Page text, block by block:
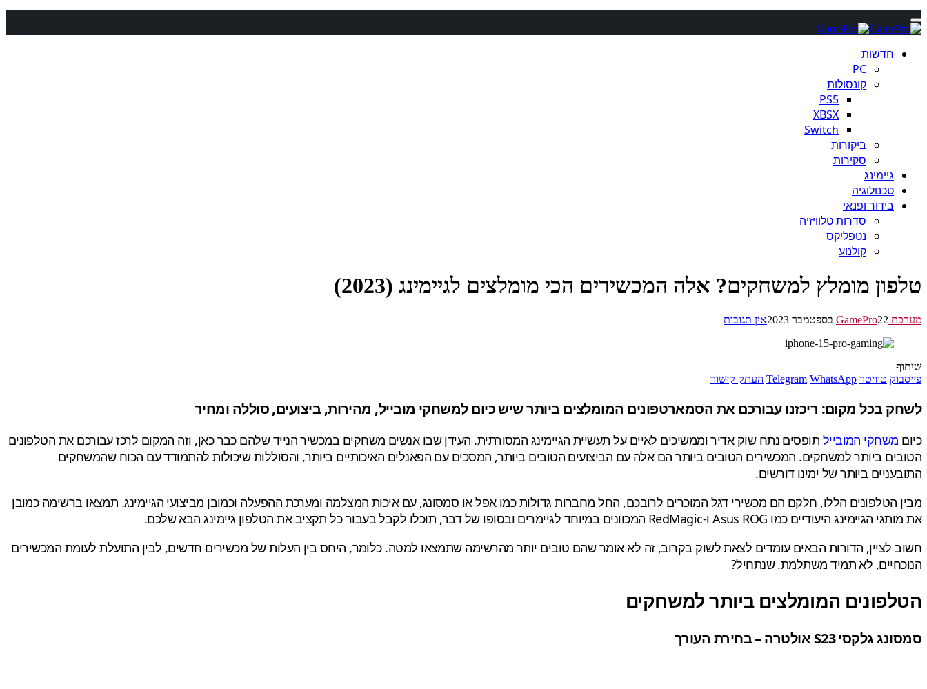
חדשות
PC
קונסולות
PS5
XBSX
Switch
ביקורות
סקירות
גיימינג
טכנולוגיה
בידור ופנאי
סדרות טלוויזיה
נטפליקס
קולנוע
טלפון מומלץ למשחקים? אלה המכשירים הכי מומלצים לגיימינג (2023)
מערכת GamePro 22 בספטמבר 2023 אין תגובות
שיתוף
פייסבוק טוויטר Telegram WhatsApp העתק קישור
לשחק בכל מקום: ריכזנו עבורכם את הסמארטפונים המומלצים ביותר שיש כיום למשחקי מובייל, מהירות, ביצועים, סוללה ומחיר
כיום משחקי המובייל תופסים נתח שוק אדיר וממשיכים לאיים על תעשיית הגיימינג המסורתית. העידן שבו אנשים משחקים במכשיר הנייד שלהם כבר כאן, וזה המקום לרכז עבורכם את הטלפונים
הטובים ביותר למשחקים. המכשירים הטובים ביותר הם אלה עם הביצועים הטובים ביותר, המסכים עם הפאנלים האיכותיים ביותר, והסוללות שיכולות להתמודד עם הכוח שהמשחקים
התובעניים ביותר של ימינו דורשים.
מבין הטלפונים הללו, חלקם הם מכשירי דגל המוכרים לרובכם, החל מחברות גדולות כמו אפל או סמסונג, עם איכות המצלמה ומערכת ההפעלה וכמובן מביצועי הגיימינג. תמצאו ברשימה כמובן
את מותגי הגיימינג היעודיים כמו Asus ROG ו-RedMagic המכוונים במיוחד לגיימרים ובסופו של דבר, תוכלו לקבל בעבור כל תקציב את הטלפון גיימינג הבא שלכם.
חשוב לציין, הדורות הבאים עומדים לצאת לשוק בקרוב, זה לא אומר שהם טובים יותר מהרשימה שתמצאו למטה. כלומר, היחס בין העלות של מכשירים חדשים, לבין התועלת לעומת המכשירים
הנוכחיים, לא תמיד משתלמת. שנתחיל?
הטלפונים המומלצים ביותר למשחקים
סמסונג גלקסי S23 אולטרה – בחירת העורך